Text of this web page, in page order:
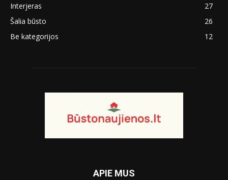
Interjeras
27
Šalia būsto
26
Be kategorijos
12
APIE MUS